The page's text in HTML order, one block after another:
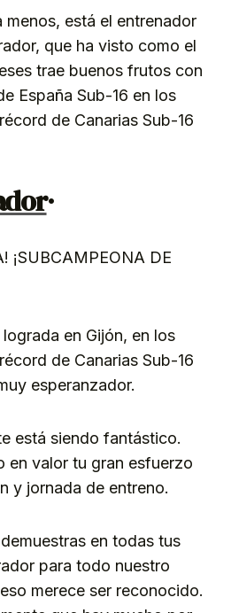
menos, está el entrenador
que ha visto como el
trae buenos frutos con
España Sub-16 en los
de Canarias Sub-16
·
¡SUBCAMPEONA DE
en Gijón, en los
de Canarias Sub-16
esperanzador.
está siendo fantástico.
en valor tu gran esfuerzo
y jornada de entreno.
en todas tus
para todo nuestro
merece ser reconocido.